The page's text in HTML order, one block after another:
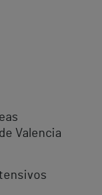
Valencia